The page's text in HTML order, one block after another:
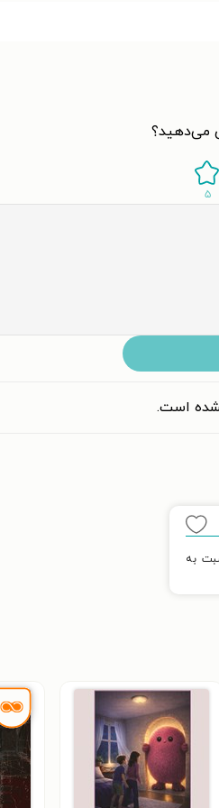
می‌دهید؟
۵
است.
به